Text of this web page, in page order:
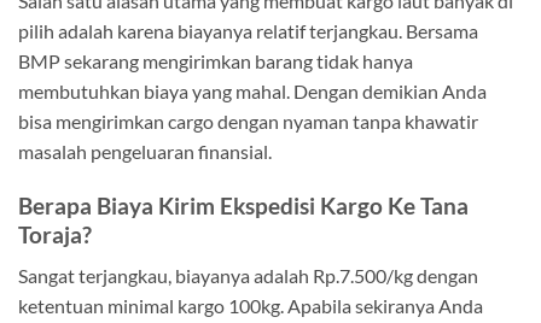
pilih adalah karena biayanya relatif terjangkau. Bersama
BMP sekarang mengirimkan barang tidak hanya
membutuhkan biaya yang mahal. Dengan demikian Anda
bisa mengirimkan cargo dengan nyaman tanpa khawatir
masalah pengeluaran finansial.
Berapa Biaya Kirim Ekspedisi Kargo Ke Tana
Toraja?
Sangat terjangkau, biayanya adalah Rp.7.500/kg dengan
ketentuan minimal kargo 100kg. Apabila sekiranya Anda